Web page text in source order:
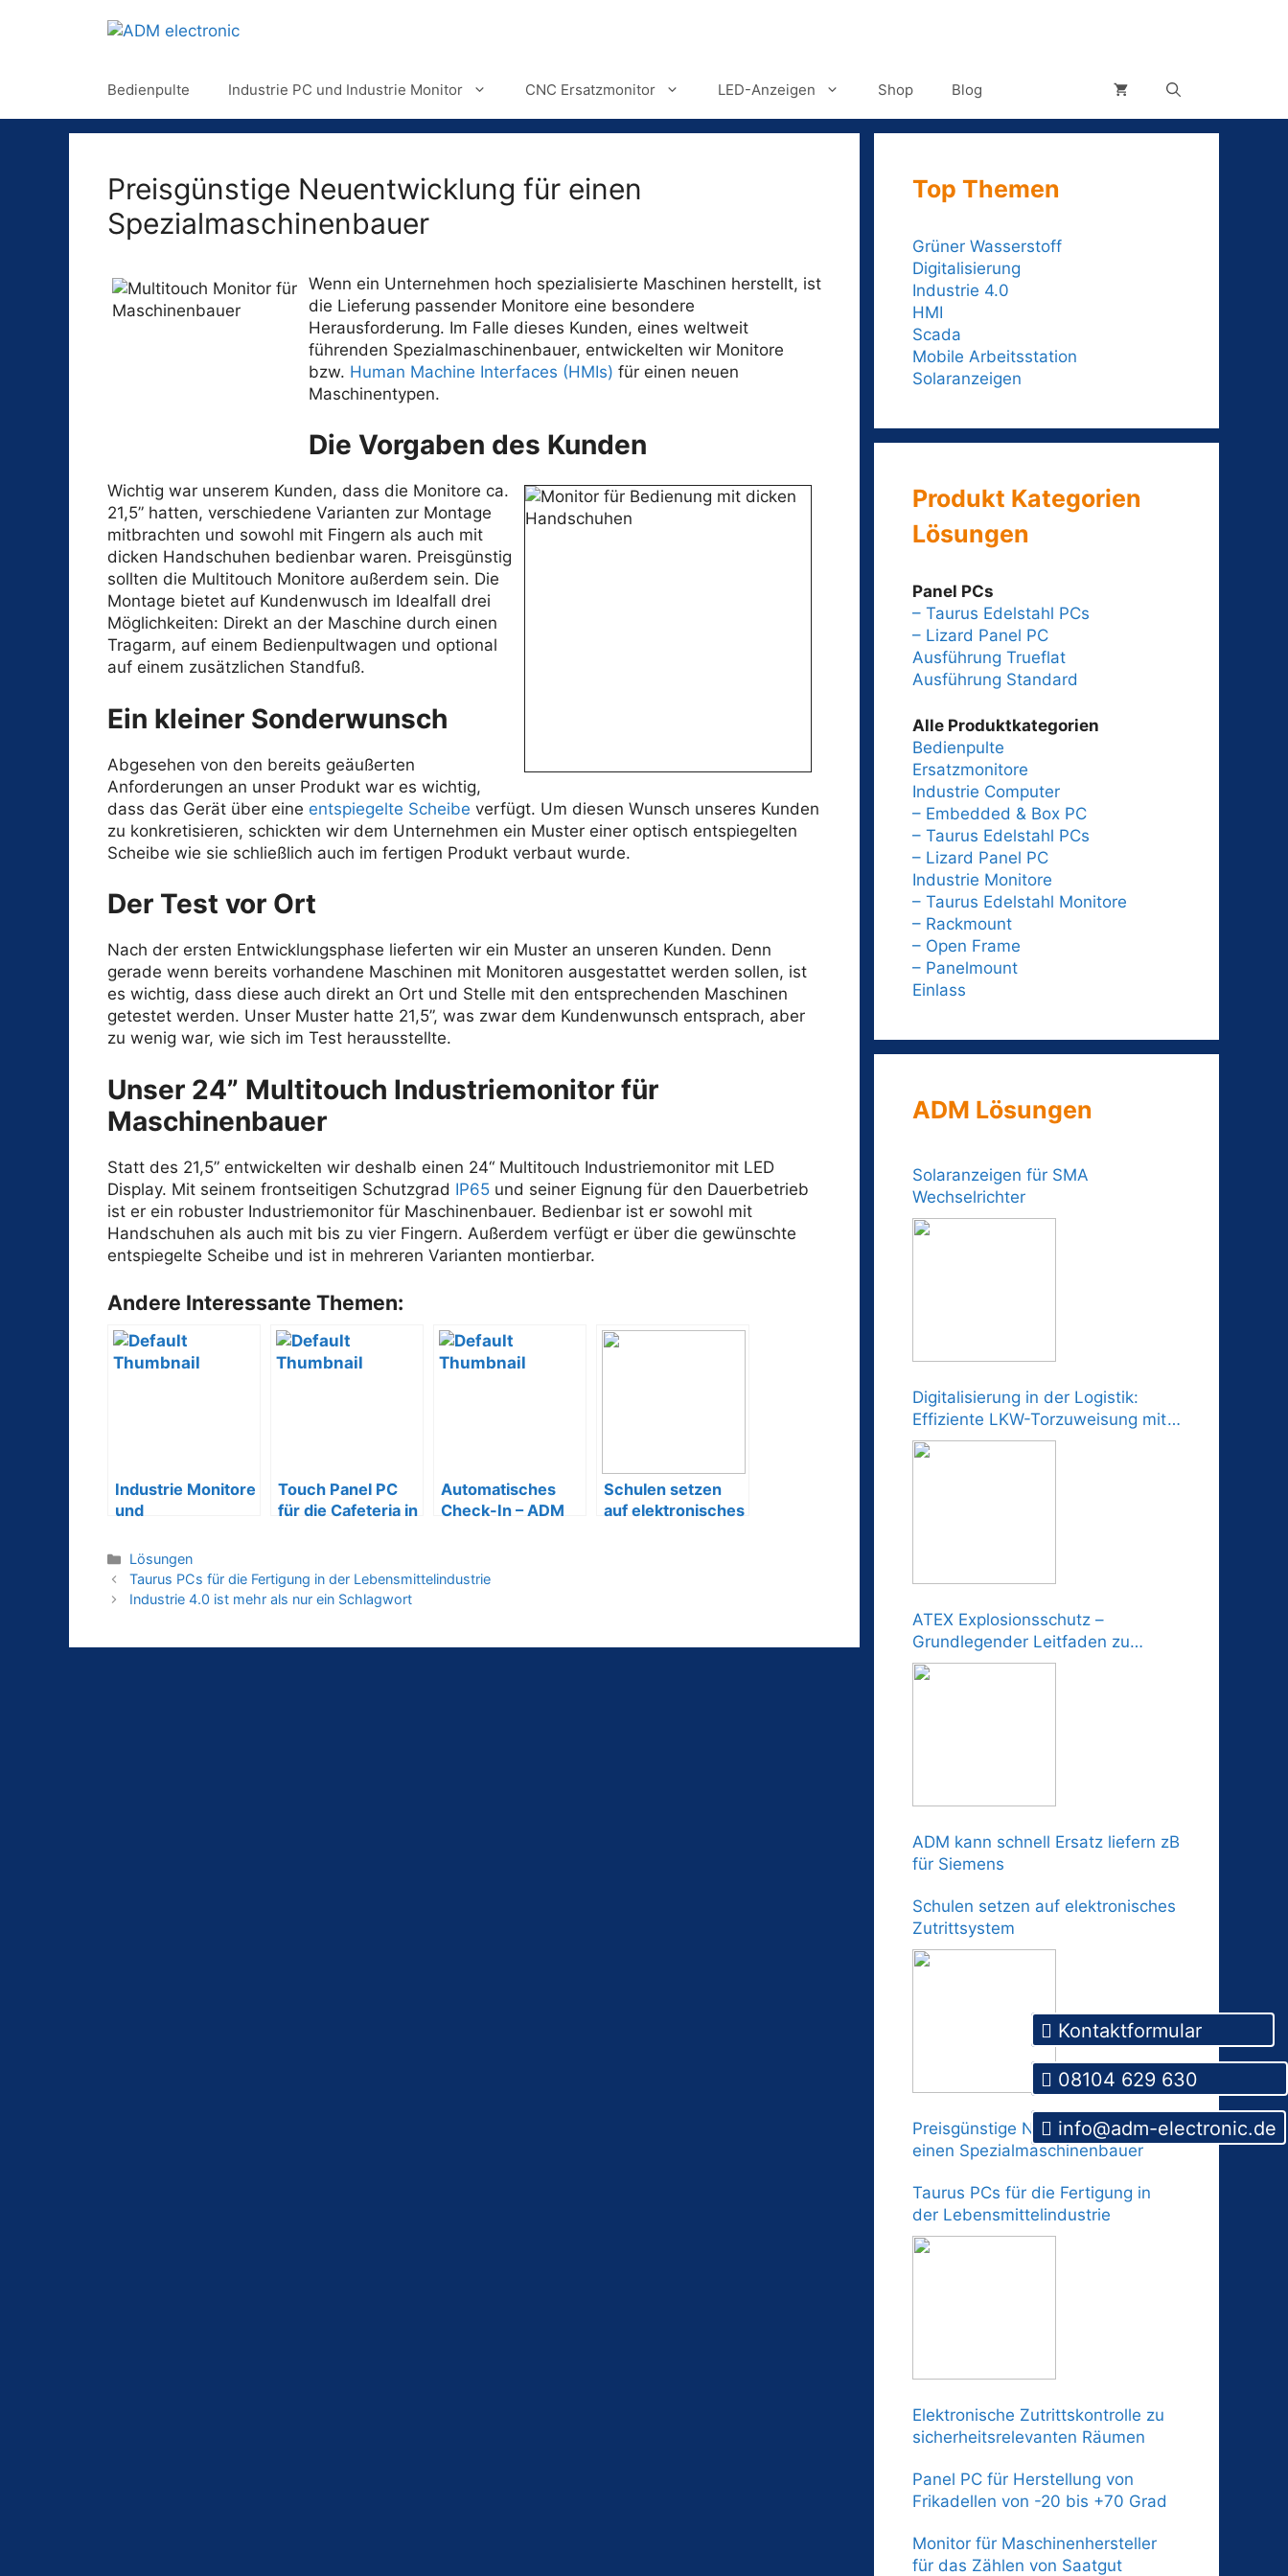
Kontaktformular
08104 629 630
info@adm-electronic.de
Bedienpulte Industrie PC und Industrie Monitor CNC Ersatzmonitor LED-Anzeigen Shop Blog
Preisgünstige Neuentwicklung für einen
Spezialmaschinenbauer
Wenn ein Unternehmen hoch spezialisierte Maschinen herstellt, ist
die Lieferung passender Monitore eine besondere
Herausforderung. Im Falle dieses Kunden, eines weltweit
führenden Spezialmaschinenbauer, entwickelten wir Monitore
bzw. Human Machine Interfaces (HMIs) für einen neuen
Maschinentypen.
Die Vorgaben des Kunden
Wichtig war unserem Kunden, dass die Monitore ca.
21,5” hatten, verschiedene Varianten zur Montage
mitbrachten und sowohl mit Fingern als auch mit
dicken Handschuhen bedienbar waren. Preisgünstig
sollten die Multitouch Monitore außerdem sein. Die
Montage bietet auf Kundenwusch im Idealfall drei
Möglichkeiten: Direkt an der Maschine durch einen
Tragarm, auf einem Bedienpultwagen und optional
auf einem zusätzlichen Standfuß.
Ein kleiner Sonderwunsch
Abgesehen von den bereits geäußerten
Anforderungen an unser Produkt war es wichtig,
dass das Gerät über eine entspiegelte Scheibe verfügt. Um diesen Wunsch unseres Kunden
zu konkretisieren, schickten wir dem Unternehmen ein Muster einer optisch entspiegelten
Scheibe wie sie schließlich auch im fertigen Produkt verbaut wurde.
Der Test vor Ort
Nach der ersten Entwicklungsphase lieferten wir ein Muster an unseren Kunden. Denn
gerade wenn bereits vorhandene Maschinen mit Monitoren ausgestattet werden sollen, ist
es wichtig, dass diese auch direkt an Ort und Stelle mit den entsprechenden Maschinen
getestet werden. Unser Muster hatte 21,5”, was zwar dem Kundenwunsch entsprach, aber
zu wenig war, wie sich im Test herausstellte.
Unser 24” Multitouch Industriemonitor für
Maschinenbauer
Statt des 21,5” entwickelten wir deshalb einen 24“ Multitouch Industriemonitor mit LED
Display. Mit seinem frontseitigen Schutzgrad IP65 und seiner Eignung für den Dauerbetrieb
ist er ein robuster Industriemonitor für Maschinenbauer. Bedienbar ist er sowohl mit
Handschuhen als auch mit bis zu vier Fingern. Außerdem verfügt er über die gewünschte
entspiegelte Scheibe und ist in mehreren Varianten montierbar.
Andere Interessante Themen:
Industrie Monitore
und
r in
Pharma & Chemie
Touch Panel PC
für die Cafeteria in
Automatisches
Check-In – ADM
Ausstatter
Schulen setzen
auf elektronisches
Lösungen
Taurus PCs für die Fertigung in der Lebensmittelindustrie
Industrie 4.0 ist mehr als nur ein Schlagwort
Top Themen
Grüner Wasserstoff
Digitalisierung
Industrie 4.0
HMI
Scada
Mobile Arbeitsstation
Solaranzeigen
Produkt Kategorien
Lösungen
Panel PCs
– Taurus Edelstahl PCs
– Lizard Panel PC
Ausführung Trueflat
Ausführung Standard
Alle Produktkategorien
Bedienpulte
Ersatzmonitore
Industrie Computer
– Embedded & Box PC
– Taurus Edelstahl PCs
– Lizard Panel PC
Industrie Monitore
– Taurus Edelstahl Monitore
– Rackmount
– Open Frame
– Panelmount
Einlass
ADM Lösungen
Solaranzeigen für SMA
Wechselrichter
Digitalisierung in der Logistik:
Effiziente LKW-Torzuweisung mit
moderner LED-Technologie
ATEX Explosionsschutz –
Grundlegender Leitfaden zu
Vorschriften und Normen
ADM kann schnell Ersatz liefern zB
für Siemens
Schulen setzen auf elektronisches
Zutrittsystem
Preisgünstige Neuentwicklung für
einen Spezialmaschinenbauer
Taurus PCs für die Fertigung in
der Lebensmittelindustrie
Elektronische Zutrittskontrolle zu
sicherheitsrelevanten Räumen
Panel PC für Herstellung von
Frikadellen von -20 bis +70 Grad
Monitor für Maschinenhersteller
für das Zählen von Saatgut